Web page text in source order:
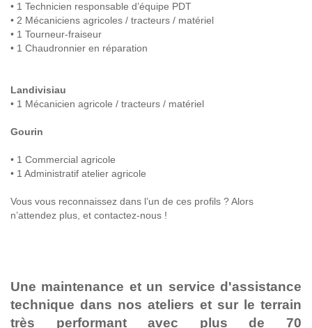
• 1 Technicien responsable d’équipe PDT
• 2 Mécaniciens agricoles / tracteurs / matériel
• 1 Tourneur-fraiseur
• 1 Chaudronnier en réparation
Landivisiau
• 1 Mécanicien agricole / tracteurs / matériel
Gourin
• 1 Commercial agricole
• 1 Administratif atelier agricole
Vous vous reconnaissez dans l’un de ces profils ? Alors
n’attendez plus, et contactez-nous !
Une maintenance et un service d'assistance
technique dans nos ateliers et sur le terrain
très performant avec plus de 70